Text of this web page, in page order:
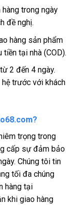
trong ngày
đề nghị.
hàng sản phẩm
tiền tại nhà (COD).
2 đến 4 ngày.
trước với khách
trọng trong
cấp sự đảm bảo
Chúng tôi tin
tối đa chúng
hàng tại
khi giao hàng